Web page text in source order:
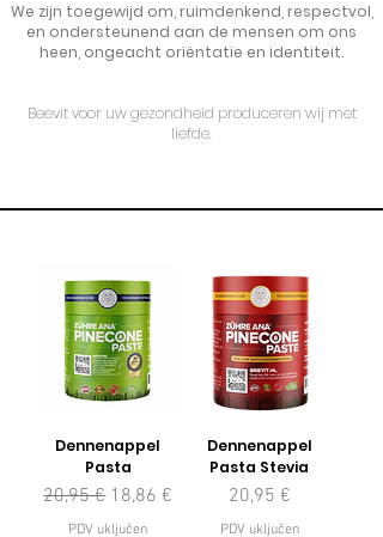
We zijn toegewijd om, ruimdenkend, respectvol,
en ondersteunend aan de mensen om ons
heen, ongeacht oriëntatie en identiteit.
Beevit voor uw gezondheid produceren wij met
liefde.
Dennenappel
Pasta
Redovna cijena
20,95 € Cijena s popustom
18,86 €
PDV uključen
Dennenappel
Pasta Stevia
Cijena
20,95 €
PDV uključen